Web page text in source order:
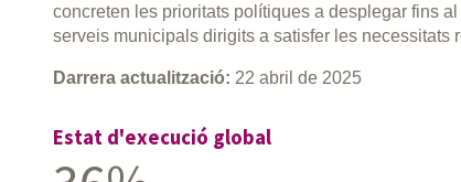
concreten les prioritats polítiques a desplegar fins
serveis municipals dirigits a satisfer les necessitats
Darrera actualització: 22 abril de 2025
Estat d'execució global